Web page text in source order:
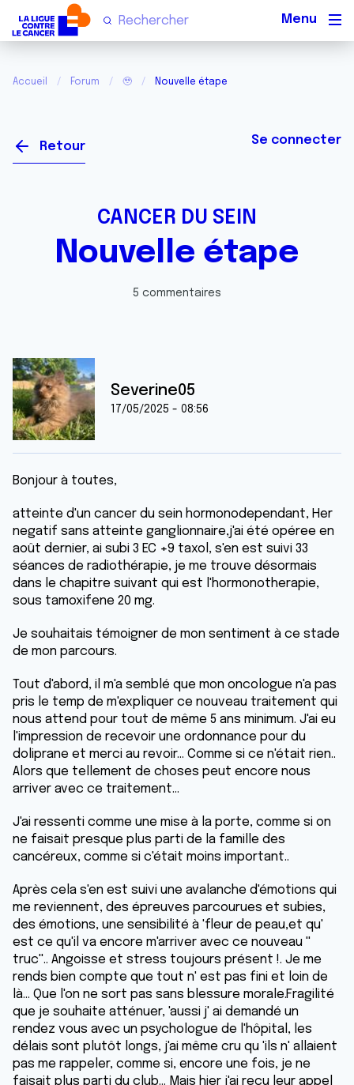
Accueil Forum 🥹 Nouvelle étape
Retour Se connecter
CANCER DU SEIN
Nouvelle étape
5 commentaires
Severine05
17/05/2025 - 08:56
Bonjour à toutes,
atteinte d'un cancer du sein hormonodependant, Her
negatif sans atteinte ganglionnaire,j'ai été opéree en
août dernier, ai subi 3 EC +9 taxol, s'en est suivi 33
séances de radiothérapie, je me trouve désormais
dans le chapitre suivant qui est l'hormonotherapie,
sous tamoxifene 20 mg.
Je souhaitais témoigner de mon sentiment à ce stade
de mon parcours.
Tout d'abord, il m'a semblé que mon oncologue n'a pas
pris le temp de m'expliquer ce nouveau traitement qui
nous attend pour tout de même 5 ans minimum. J'ai eu
l'impression de recevoir une ordonnance pour du
doliprane et merci au revoir... Comme si ce n'était rien..
Alors que tellement de choses peut encore nous
arriver avec ce traitement...
J'ai ressenti comme une mise à la porte, comme si on
ne faisait presque plus parti de la famille des
cancéreux, comme si c'était moins important..
Après cela s'en est suivi une avalanche d'émotions qui
me reviennent, des épreuves parcourues et subies,
des émotions, une sensibilité à 'fleur de peau,et qu'
est ce qu'il va encore m'arriver avec ce nouveau ''
truc''.. Angoisse et stress toujours présent !. Je me
rends bien compte que tout n' est pas fini et loin de
là... Que l'on ne sort pas sans blessure morale.Fragilité
que je souhaite atténuer, 'aussi j' ai demandé un
rendez vous avec un psychologue de l'hôpital, les
délais sont plutôt longs, j'ai même cru qu 'ils n' allaient
pas me rappeler, comme si, encore une fois, je ne
faisait plus parti du club... Mais hier j'ai reçu leur appel